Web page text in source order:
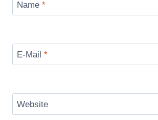
Name *
E-Mail *
Website